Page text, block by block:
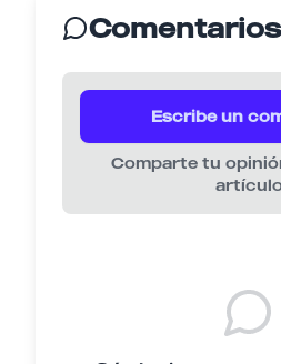
Escribe un
Comparte tu